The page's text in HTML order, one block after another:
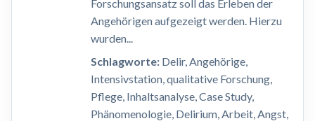
Forschungsansatz soll das Erleben der
Angehörigen aufgezeigt werden. Hierzu
wurden...
Schlagworte:Delir, Angehörige,
Intensivstation, qualitative Forschung,
Pflege, Inhaltsanalyse, Case Study,
Phänomenologie, Delirium, Arbeit, Angst,